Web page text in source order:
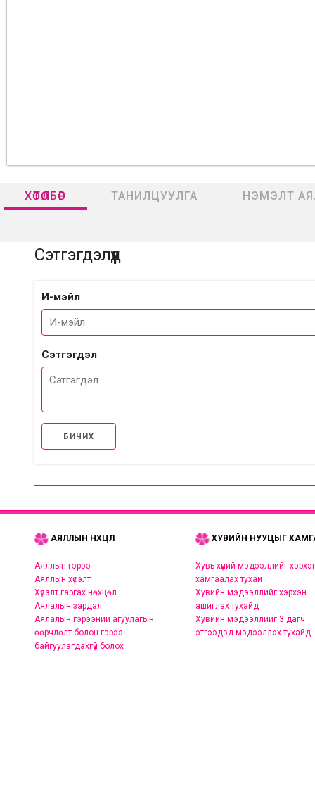
ХӨТӨЛБӨР ТАНИЛЦУУЛГА НЭМЭЛТ
Сэтгэгдэлүүд
И-мэйл
Сэтгэгдэл
БИЧИХ
АЯЛЛЫН НӨХЦӨЛ
Аяллын гэрээ
Аяллын хүсэлт
Хүсэлт гаргах нөхцөл
Аялалын зардал
Аялалын гэрээний агуулагын
өөрчлөлт болон гэрээ
байгуулагдахгүй болох
ХУВИЙН НУУЦЫГ
Хувь хүний мэдээллийг
хамгаалах тухай
Хувийн мэдээллийг хэрхэн
ашиглах тухайд
Хувийн мэдээллийг 3 дагч
этгээдэд мэдээллэх тухайд